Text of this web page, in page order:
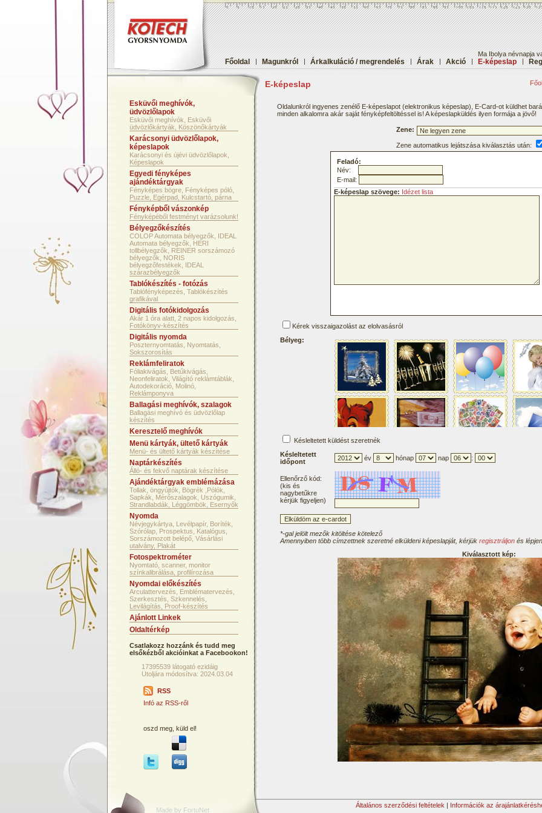
Ma Ibolya névnapja
Főoldal | Magunkról | Árkalkuláció / megrendelés | Árak | Akció | E-képeslap |
E-képeslap
Esküvői meghívók,
üdvözlőlapok
Esküvői meghívók, Esküvői
üdvözlőkártyák, Köszönőkártyák
Karácsonyi üdvözlőlapok,
képeslapok
Karácsonyi és újévi üdvözlőlapok,
Képeslapok
Egyedi fényképes
ajándéktárgyak
Fényképes bögre, Fényképes póló,
Puzzle, Egérpad, Kulcstartó, párna
Fényképből vászonkép
Fényképéből festményt varázsolunk!
Bélyegzőkészítés
COLOP Automata bélyegzők, IDEAL
Automata bélyegzők, HERI
tollbélyegzők, REINER sorszámozó
bélyegzők, NORIS
bélyegzőfestékek, IDEAL
szárazbélyegzők
Tablókészítés - fotózás
Tablófényképezés, Tablókészítés
grafikával
Digitális fotókidolgozás
Akár 1 óra alatt, 2 napos kidolgozás,
Fotókönyv-készítés
Digitális nyomda
Poszternyomtatás, Nyomtatás,
Sokszorosítás
Reklámfeliratok
Fóliakivágás, Betűkivágás,
Neonfeliratok, Világító reklámtáblák,
Autodekoráció, Molinó,
Reklámponyva
Ballagási meghívók, szalagok
Ballagási meghívó és üdvözlőlap
készítés
Keresztelő meghívók
Menü kártyák, ültető kártyák
Menü- és ültető kártyák készítése
Naptárkészítés
Álló- és fekvő naptárak készítése
Ajándéktárgyak emblémázása
Tollak, öngyújtók, Bögrék ,Pólók,
Sapkák, Mérőszalagok, Uszógumik,
Strandlabdák, Léggömbök, Esernyők
Nyomda
Névjegykártya, Levélpapír, Boríték,
Szórólap, Prospektus, Katalógus,
Sorszámozott belépő, Vásárlási
utalvány, Plakát
Fotospektrométer
Nyomtató, scanner, monitor
színkalibrálása, profilírozása
Nyomdai előkészítés
Arculattervezés, Emblématervezés,
Szerkesztés, Szkennelés,
Levilágítás, Proof-készítés
Ajánlott Linkek
Oldaltérkép
Csatlakozz hozzánk és tudd meg
elsőkézből akcióinkat a Facebookon!
17395539 látogató ezidáig
Utoljára módosítva: 2024.03.04
RSS
Infó az RSS-ről
oszd meg, küld el!
Oldalunkról ingyenes zenélő E-képeslapot (elektronikus képeslap), E-Card-ot küldhet
minden alkalomra akár saját fényképfeltöltéssel is! A képeslapküldés ilyen formája a jövő!
Zene:
Zene automatikus lejátszása kiválasztás után:
Feladó:
Név:
E-mail:
E-képeslap szövege: Idézet lista
Kérek visszaigazolást az elolvasásról
Bélyeg:
Késleltetett küldést szeretnék
Késleltetett
időpont
év hónap nap :
Ellenőrző kód:
(kis és
nagybetűkre
kérjük figyeljen)
*-gal jelölt mezők kitöltése kötelező
Amennyiben több címzettnek szeretné elküldeni képeslapját, kérjük regisztráljon és
Kiválasztott kép:
Made by FortuNet
Általános szerződési feltételek | Információk az